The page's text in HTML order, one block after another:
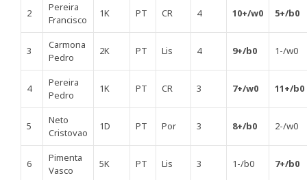
2
Pereira
Francisco
1K PT CR 4 10+/w0 5+/b0
3
Carmona
Pedro
2K PT Lis 4 9+/b0 1-/w0
4
Pereira
Pedro
1K PT CR 3 7+/w0 11+/b0
5
Neto
Cristovao
1D PT Por 3 8+/b0 2-/w0
6
Pimenta
Vasco
5K PT Lis 3 1-/b0 7+/b0